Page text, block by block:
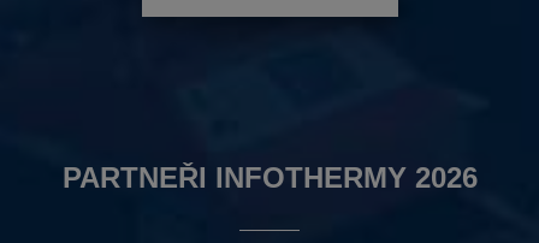
PARTNEŘI INFOTHERMY 2026